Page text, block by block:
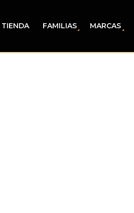
TIENDA FAMILIAS MARCAS